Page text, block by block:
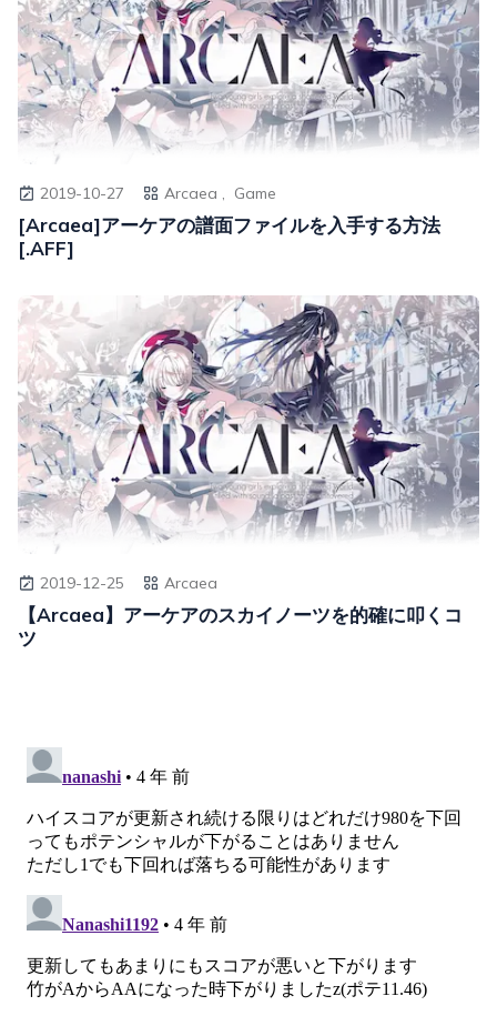
2019-10-27 Arcaea , Game
[Arcaea]アーケアの譜面ファイルを入手する方法
[.AFF]
2019-12-25 Arcaea
【Arcaea】アーケアのスカイノーツを的確に叩くコ
ツ